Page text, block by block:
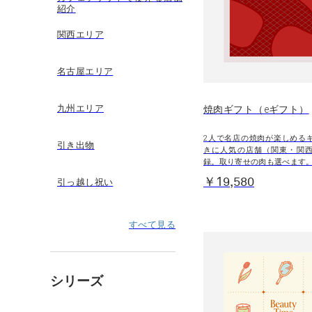
紹介
関西エリア
名古屋エリア
九州エリア
引き出物
引っ越し祝い
すべて見る
シリーズ
焼肉ギフト（eギフト）
2人で名店の焼肉が楽しめる
きに人気の店舗（関東・関
録。取り寄せの肉も選べます
￥19,580